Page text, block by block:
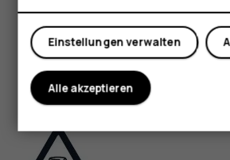
Mein Konto
Wenn Ihr Gerät wasserfest ist, finden
technischen Daten des Geräts die IP-
genauere Hinweise.
GLASKOMPONENTEN
Einstellungen verwalten
Alle akzeptieren